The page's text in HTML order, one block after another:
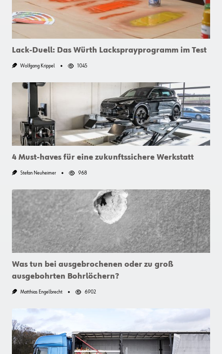
An
Die
Hebetechnik
Lack-Duell: Das Würth Lacksprayprogramm im Test
Wolfgang Krippel 1045
4 Must-haves für eine zukunftssichere Werkstatt
Stefan Neuheimer 968
Was tun bei ausgebrochenen oder zu groß
ausgebohrten Bohrlöchern?
Matthias Engelbrecht 6902